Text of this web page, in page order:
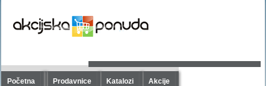
Početna Prodavnice Katalozi Akcije